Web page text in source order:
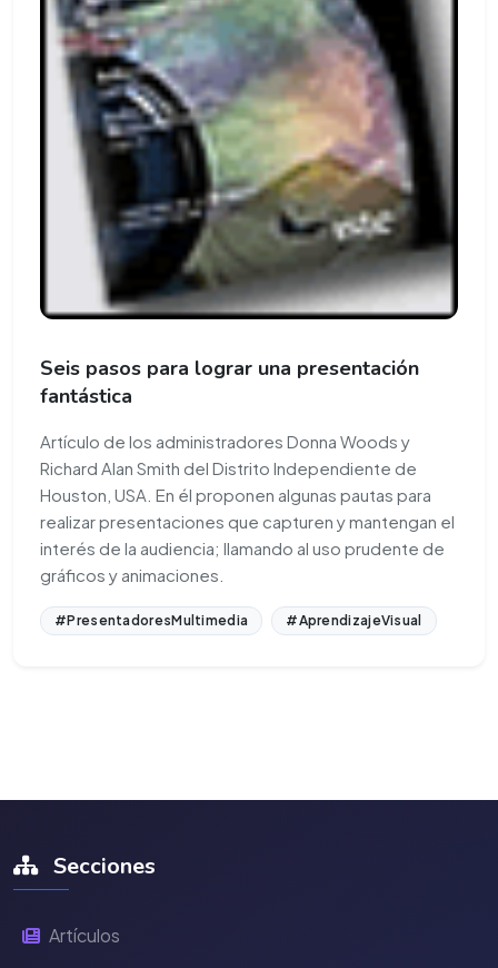
Seis pasos para lograr una presentación
fantástica
Artículo de los administradores Donna Woods y
Richard Alan Smith del Distrito Independiente de
Houston, USA. En él proponen algunas pautas para
realizar presentaciones que capturen y mantengan el
interés de la audiencia; llamando al uso prudente de
gráficos y animaciones.
#PresentadoresMultimedia #AprendizajeVisual
Secciones
Artículos